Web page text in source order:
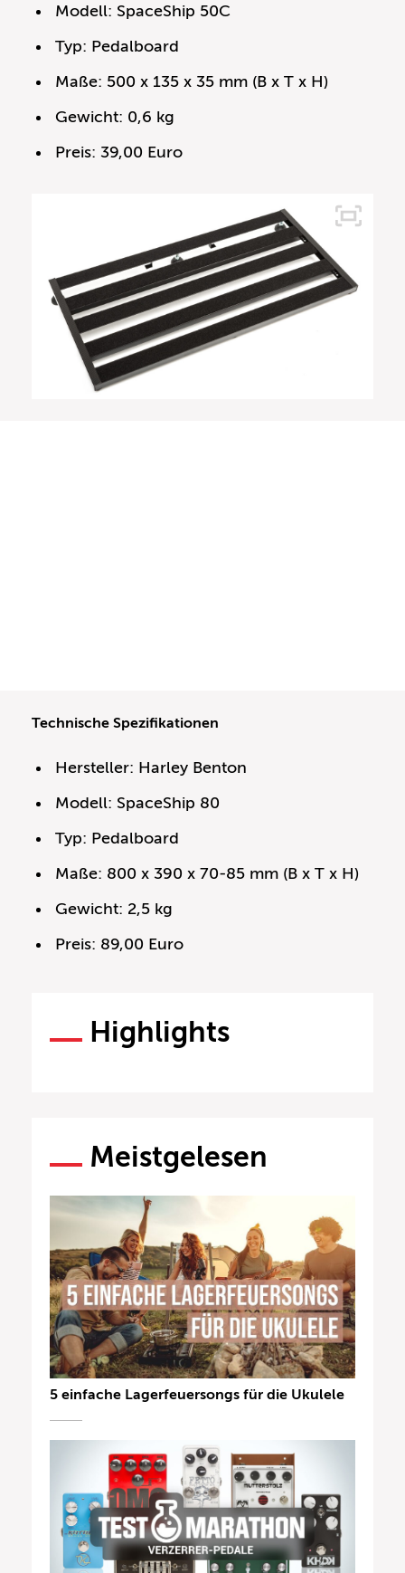
Modell: SpaceShip 50C
Typ: Pedalboard
Maße: 500 x 135 x 35 mm (B x T x H)
Gewicht: 0,6 kg
Preis: 39,00 Euro
Technische Spezifikationen
Hersteller: Harley Benton
Modell: SpaceShip 80
Typ: Pedalboard
Maße: 800 x 390 x 70-85 mm (B x T x H)
Gewicht: 2,5 kg
Preis: 89,00 Euro
Highlights
Meistgelesen
5 einfache Lagerfeuersongs für die Ukulele